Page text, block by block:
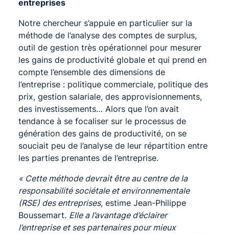
entreprises
Notre chercheur s’appuie en particulier sur la
méthode de l’analyse des comptes de surplus,
outil de gestion très opérationnel pour mesurer
les gains de productivité globale et qui prend en
compte l’ensemble des dimensions de
l’entreprise : politique commerciale, politique des
prix, gestion salariale, des approvisionnements,
des investissements… Alors que l’on avait
tendance à se focaliser sur le processus de
génération des gains de productivité, on se
souciait peu de l’analyse de leur répartition entre
les parties prenantes de l’entreprise.
« Cette méthode devrait être au centre de la
responsabilité sociétale et environnementale
(RSE) des entreprises, estime Jean-Philippe
Boussemart. Elle a l’avantage d’éclairer
l’entreprise et ses partenaires pour mieux